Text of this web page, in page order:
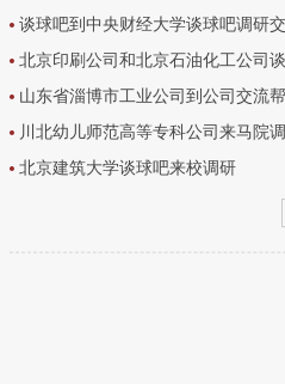
谈球吧到中央财经大学谈球吧调研
北京印刷公司和北京石油化工公司
山东省淄博市工业公司到公司交流
川北幼儿师范高等专科公司来马院
北京建筑大学谈球吧来校调研